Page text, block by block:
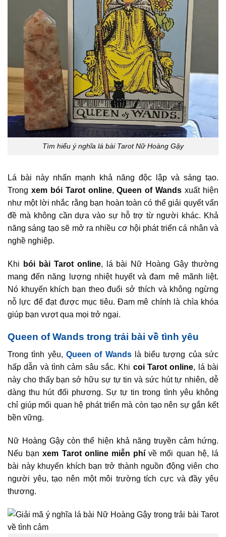
Tìm hiểu ý nghĩa lá bài Tarot Nữ Hoàng Gậy
Lá bài này nhấn mạnh khả năng độc lập và sáng tạo.
Trong xem bói Tarot online,Queen of Wands xuất hiện
như một lời nhắc rằng bạn hoàn toàn có thể giải quyết vấn
đề mà không cần dựa vào sự hỗ trợ từ người khác. Khả
năng sáng tạo sẽ mở ra nhiều cơ hội phát triển cá nhân và
nghề nghiệp.
Khi bói bài Tarot online, lá bài Nữ Hoàng Gậy thường
mang đến năng lượng nhiệt huyết và đam mê mãnh liệt.
Nó khuyến khích bạn theo đuổi sở thích và không ngừng
nỗ lực để đạt được mục tiêu. Đam mê chính là chìa khóa
giúp bạn vượt qua mọi trở ngại.
Queen of Wands trong trải bài về tình yêu
Trong tình yêu, Queen of Wandslà biểu tượng của sức
hấp dẫn và tình cảm sâu sắc. Khi coi Tarot online, lá bài
này cho thấy bạn sở hữu sự tự tin và sức hút tự nhiên, dễ
dàng thu hút đối phương. Sự tự tin trong tình yêu không
chỉ giúp mối quan hệ phát triển mà còn tạo nên sự gắn kết
bền vững.
Nữ Hoàng Gậy còn thể hiện khả năng truyền cảm hứng.
Nếu bạnxem Tarot online miễn phí về mối quan hệ, lá
bài này khuyến khích bạn trở thành nguồn động viên cho
người yêu, tạo nên một môi trường tích cực và đầy yêu
thương.